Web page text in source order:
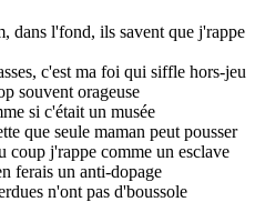
dans l'fond, ils savent que j'rappe
c'est ma foi qui siffle hors-jeu
souvent orageuse
si c'était un musée
que seule maman peut pousser
coup j'rappe comme un esclave
ferais un anti-dopage
n'ont pas d'boussole